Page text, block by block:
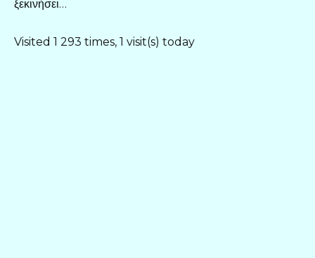
ξεκινήσει…
Visited 1 293 times, 1 visit(s) today